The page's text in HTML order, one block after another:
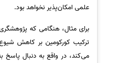
علمی امکان‌پذیر نخواهد بود.
برای مثال، هنگامی که
ترکیب کورکومین بر کاهش
می‌کند، در واقع به دنبال